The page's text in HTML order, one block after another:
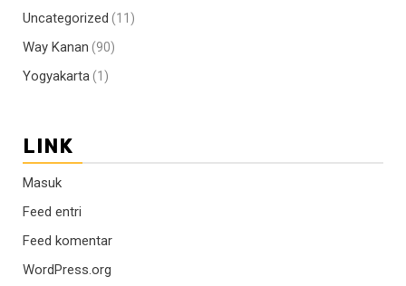
Uncategorized (11)
Way Kanan (90)
Yogyakarta(1)
LINK
Masuk
Feed entri
Feed komentar
WordPress.org